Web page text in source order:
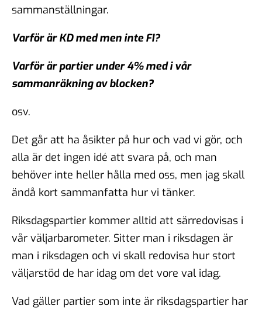
sammanställningar.
Varför är KD med men inte FI?
Varför är partier under 4% med i vår
sammanräkning av blocken?
osv.
Det går att ha åsikter på hur och vad vi gör, och
alla är det ingen idé att svara på, och man
behöver inte heller hålla med oss, men jag skall
ändå kort sammanfatta hur vi tänker.
Riksdagspartier kommer alltid att särredovisas i
vår väljarbarometer. Sitter man i riksdagen är
man i riksdagen och vi skall redovisa hur stort
väljarstöd de har idag om det vore val idag.
Vad gäller partier som inte är riksdagspartier har